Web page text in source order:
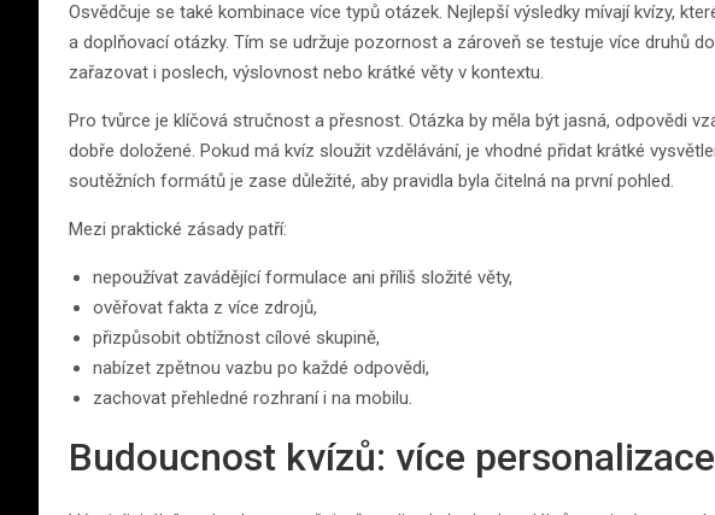
Osvědčuje se také kombinace více typů otázek. Nejlepší výsledky mívají kvízy,
a doplňovací otázky. Tím se udržuje pozornost a zároveň se testuje více druhů
zařazovat i poslech, výslovnost nebo krátké věty v kontextu.
Pro tvůrce je klíčová stručnost a přesnost. Otázka by měla být jasná, odpovědi
dobře doložené. Pokud má kvíz sloužit vzdělávání, je vhodné přidat krátké
soutěžních formátů je zase důležité, aby pravidla byla čitelná na první pohled.
Mezi praktické zásady patří:
nepoužívat zavádějící formulace ani příliš složité věty,
ověřovat fakta z více zdrojů,
přizpůsobit obtížnost cílové skupině,
nabízet zpětnou vazbu po každé odpovědi,
zachovat přehledné rozhraní i na mobilu.
Budoucnost kvízů: více